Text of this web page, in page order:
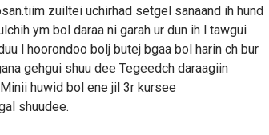
zuiltei uchirhad setgel sanaand ih hund
ym bol daraa ni garah ur dun ih l tawgui
l hoorondoo bolj butej bgaa bol harin ch bur
gehgui shuu dee Tegeedch daraagiin
huwid bol ene jil 3r kursee
shuudee.